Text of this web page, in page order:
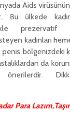
Aids
Bu ülkede
prezervatif
kadınları
bölgenizdeki
da
Para